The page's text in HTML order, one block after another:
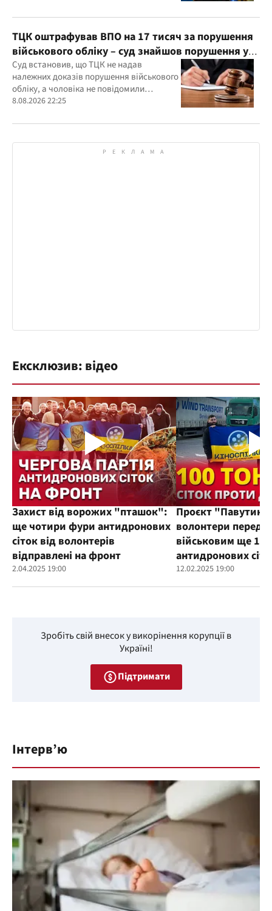
ТЦК оштрафував ВПО на 17 тисяч за порушення
військового обліку – суд знайшов порушення у
діях ТЦК
Суд встановив, що ТЦК не надав
належних доказів порушення військового
обліку, а чоловіка не повідомили
належним чином про дату та місце
8.08.2026 22:25
Ексклюзив: відео
Захист від ворожих "пташок":
ще чотири фури антидронових
сіток від волонтерів
відправлені на фронт
2.04.2025 19:00
Проєкт
волонтери
військовим ще
антидронових
12.02.2025 19:00
Зробіть свій внесок у викорінення корупції в
Україні!
Підтримати
Інтерв’ю